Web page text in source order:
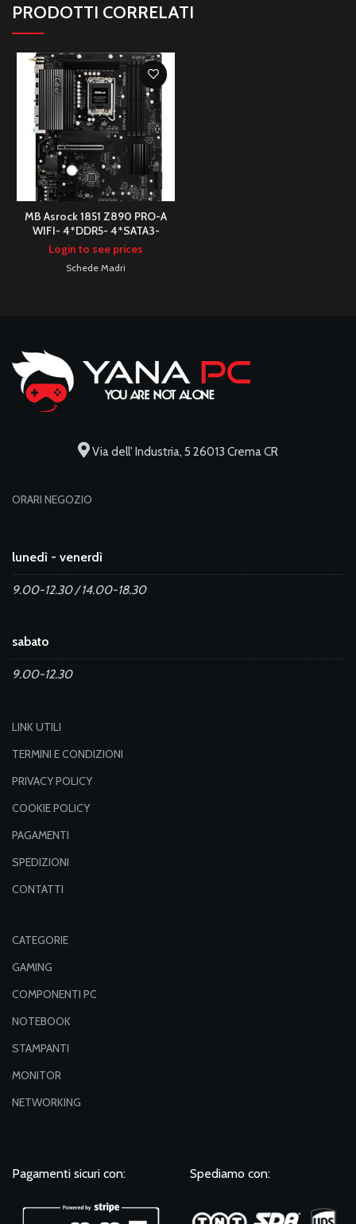
PRODOTTI CORRELATI
MB Asrock 1851 Z890 PRO-A
WIFI- 4*DDR5- 4*SATA3-
2*M.2- HDMI- DP- ATX
Login to see prices
Schede Madri
Via dell' Industria, 5 26013 Crema CR
ORARI NEGOZIO
lunedì - venerdì
9.00-12.30 / 14.00-18.30
sabato
9.00-12.30
LINK UTILI
TERMINI E CONDIZIONI
PRIVACY POLICY
COOKIE POLICY
PAGAMENTI
SPEDIZIONI
CONTATTI
CATEGORIE
GAMING
COMPONENTI PC
NOTEBOOK
STAMPANTI
MONITOR
NETWORKING
Pagamenti sicuri con: Spediamo con: